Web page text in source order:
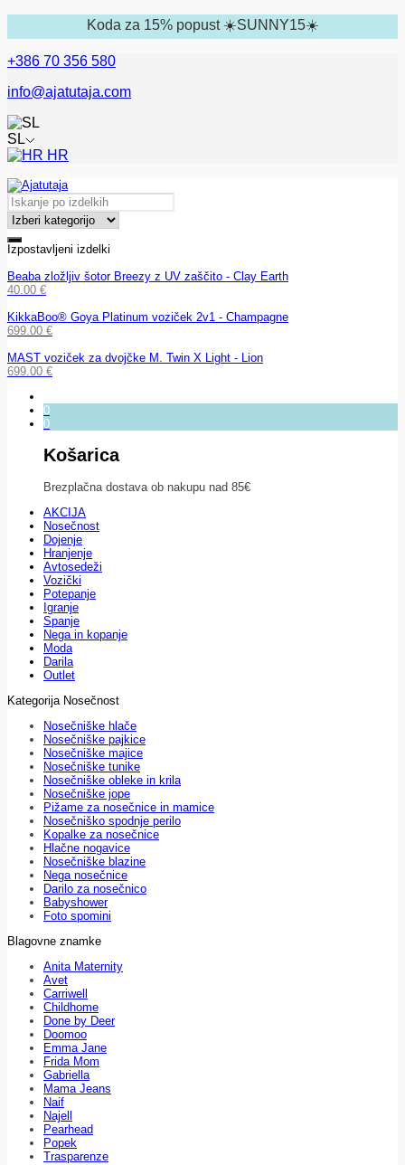
Koda za 15% popust ☀️SUNNY15☀️
+386 70 356 580
info@ajatutaja.com
SL
HR
Izpostavljeni izdelki
Beaba zložljiv šotor Breezy z UV zaščito - Clay Earth
40.00 €
KikkaBoo® Goya Platinum voziček 2v1 - Champagne
699.00 €
MAST voziček za dvojčke M. Twin X Light - Lion
699.00 €
0
0
Košarica
Brezplačna dostava ob nakupu nad 85€
AKCIJA
Nosečnost
Dojenje
Hranjenje
Avtosedeži
Vozički
Potepanje
Igranje
Spanje
Nega in kopanje
Moda
Darila
Outlet
Kategorija Nosečnost
Nosečniške hlače
Nosečniške pajkice
Nosečniške majice
Nosečniške tunike
Nosečniške obleke in krila
Nosečniške jope
Pižame za nosečnice in mamice
Nosečniško spodnje perilo
Kopalke za nosečnice
Hlačne nogavice
Nosečniške blazine
Nega nosečnice
Darilo za nosečnico
Babyshower
Foto spomini
Blagovne znamke
Anita Maternity
Avet
Carriwell
Childhome
Done by Deer
Doomoo
Emma Jane
Frida Mom
Gabriella
Mama Jeans
Naif
Najell
Pearhead
Popek
Trasparenze